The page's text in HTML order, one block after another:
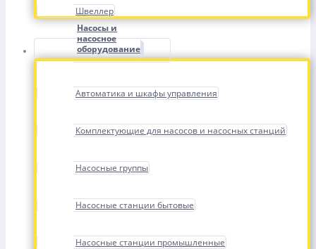
Швеллер
Насосы и
насосное
оборудование
Автоматика и шкафы управления
Комплектующие для насосов и насосных станций
Насосные группы
Насосные станции бытовые
Насосные станции промышленные